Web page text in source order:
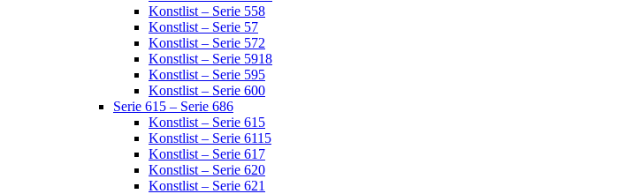
Konstlist – Serie 558
Konstlist – Serie 57
Konstlist – Serie 572
Konstlist – Serie 5918
Konstlist – Serie 595
Konstlist – Serie 600
Serie 615 – Serie 686
Konstlist – Serie 615
Konstlist – Serie 6115
Konstlist – Serie 617
Konstlist – Serie 620
Konstlist – Serie 621